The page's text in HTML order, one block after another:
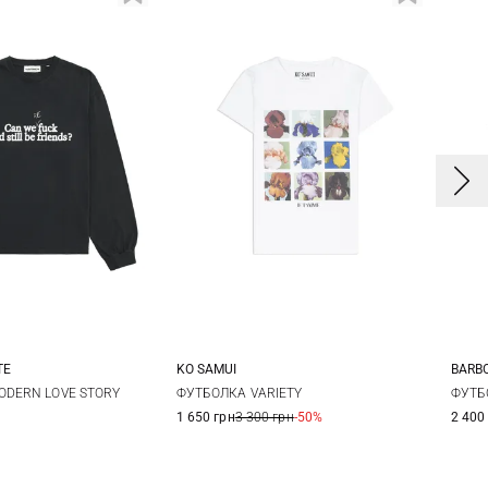
L
LOVE STORY
XS S
KO SAMUI
ФУТБОЛКА VARIETY
1 650 грн3 300 грн-50%
8
2 400